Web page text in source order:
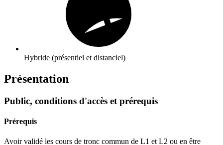
Hybride (présentiel et distanciel)
Présentation
Public, conditions d'accès et prérequis
Prérequis
Avoir validé les cours de tronc commun de L1 et L2 ou en être